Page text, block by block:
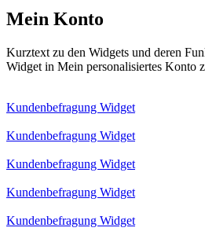
Mein Konto
Kurztext zu den Widgets und deren
Widget in Mein personalisiertes Konto
Kundenbefragung Widget
Kundenbefragung Widget
Kundenbefragung Widget
Kundenbefragung Widget
Kundenbefragung Widget